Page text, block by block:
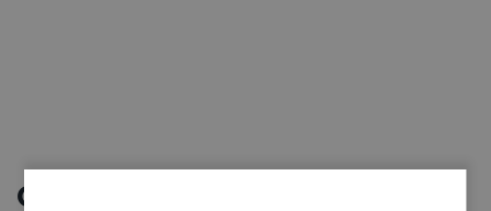
Ontdek meer